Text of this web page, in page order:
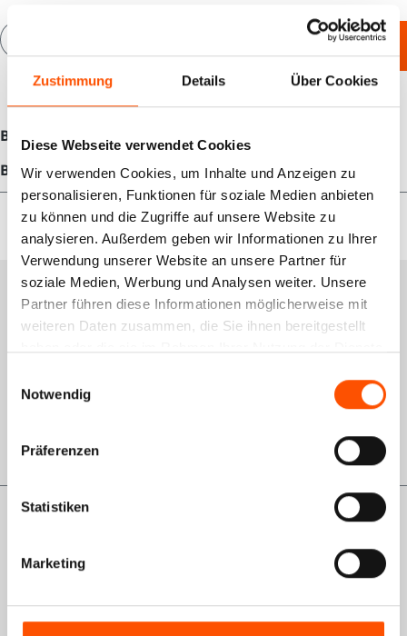
Zustimmung Details Über Cookies
Diese Webseite verwendet Cookies
Wir verwenden Cookies, um Inhalte und Anzeigen zu
personalisieren, Funktionen für soziale Medien anbieten
zu können und die Zugriffe auf unsere Website zu
analysieren. Außerdem geben wir Informationen zu Ihrer
Verwendung unserer Website an unsere Partner für
soziale Medien, Werbung und Analysen weiter. Unsere
Partner führen diese Informationen möglicherweise mit
weiteren Daten zusammen, die Sie ihnen bereitgestellt
Notwendig
Präferenzen
Statistiken
Marketing
Produkt Anzahl: Gib den gewünschten
In den Warenkorb
Beschreibung
Bewertungen
Services
Über uns